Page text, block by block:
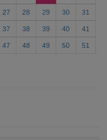
27 28 29 30 31
37 38 39 40 41
47 48 49 50 51